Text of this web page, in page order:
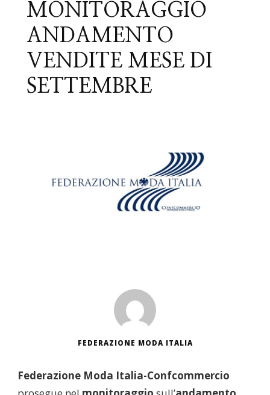
MONITORAGGIO
ANDAMENTO
VENDITE MESE DI
SETTEMBRE
FEDERAZIONE MODA ITALIA
Federazione Moda Italia-Confcommercio